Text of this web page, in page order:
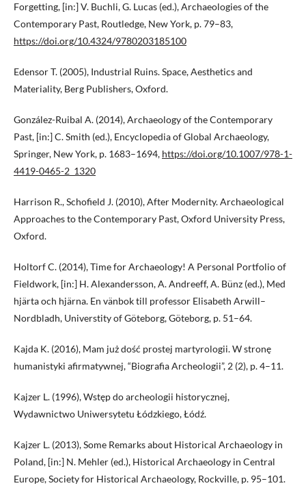
Forgetting, [in:] V. Buchli, G. Lucas (ed.), Archaeologies of the
Contemporary Past, Routledge, New York, p. 79–83,
https://doi.org/10.4324/9780203185100
Edensor T. (2005), Industrial Ruins. Space, Aesthetics and
Materiality, Berg Publishers, Oxford.
González-Ruibal A. (2014), Archaeology of the Contemporary
Past, [in:] C. Smith (ed.), Encyclopedia of Global Archaeology,
Springer, New York, p. 1683–1694, https://doi.org/10.1007/978-1-
4419-0465-2_1320
Harrison R., Schofield J. (2010), After Modernity. Archaeological
Approaches to the Contemporary Past, Oxford University Press,
Oxford.
Holtorf C. (2014), Time for Archaeology! A Personal Portfolio of
Fieldwork, [in:] H. Alexandersson, A. Andreeff, A. Bünz (ed.), Med
hjärta och hjärna. En vänbok till professor Elisabeth Arwill–
Nordbladh, Universtity of Göteborg, Göteborg, p. 51–64.
Kajda K. (2016), Mam już dość prostej martyrologii. W stronę
humanistyki afirmatywnej, “Biografia Archeologii”, 2 (2), p. 4–11.
Kajzer L. (1996), Wstęp do archeologii historycznej,
Wydawnictwo Uniwersytetu Łódzkiego, Łódź.
Kajzer L. (2013), Some Remarks about Historical Archaeology in
Poland, [in:] N. Mehler (ed.), Historical Archaeology in Central
Europe, Society for Historical Archaeology, Rockville, p. 95–101.